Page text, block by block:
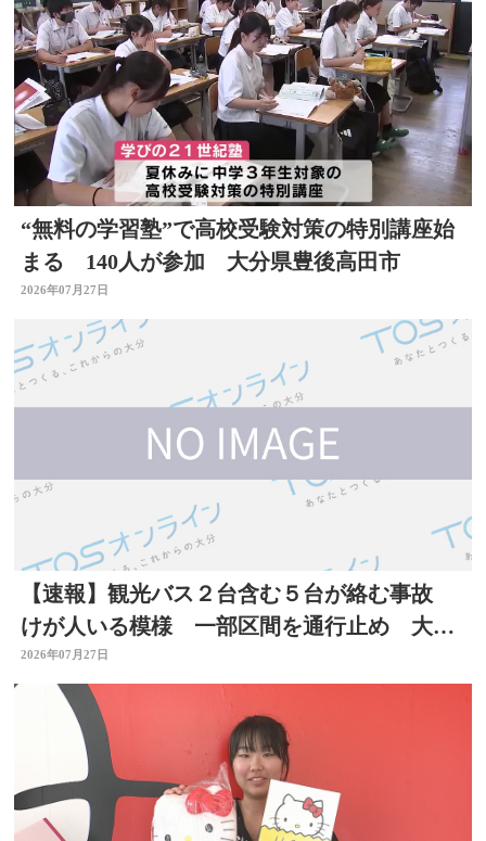
“無料の学習塾”で高校受験対策の特別講座始
まる 140人が参加 大分県豊後高田市
2026年07月27日
【速報】観光バス２台含む５台が絡む事故
けが人いる模様 一部区間を通行止め 大分
自動車道
2026年07月27日